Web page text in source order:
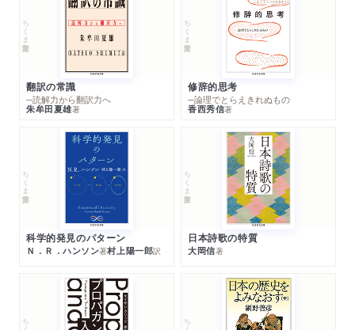
ちくま学芸文庫
翻訳の常識
─読解力から翻訳力へ
朱牟田夏雄著
ちくま学芸文庫
修辞的思考
─論理でとらえきれぬもの
香西秀信著
ちくま学芸文庫
科学的発見のパターン
Ｎ．Ｒ．ハンソン著村上陽一郎訳
ちくま学芸文庫
日本詩歌の特質
大岡信著